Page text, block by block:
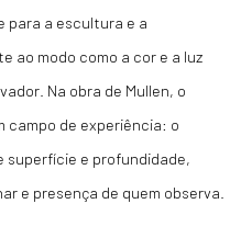
para a escultura e a
ao modo como a cor e a luz
Na obra de Mullen, o
campo de experiência: o
e profundidade,
e presença de quem observa.